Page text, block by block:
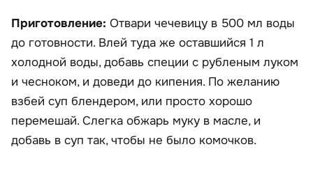
Приготовление: Отвари чечевицу в 500 мл воды
до готовности. Влей туда же оставшийся 1 л
холодной воды, добавь специи с рубленым луком
и чесноком, и доведи до кипения. По желанию
взбей суп блендером, или просто хорошо
перемешай. Слегка обжарь муку в масле, и
добавь в суп так, чтобы не было комочков.